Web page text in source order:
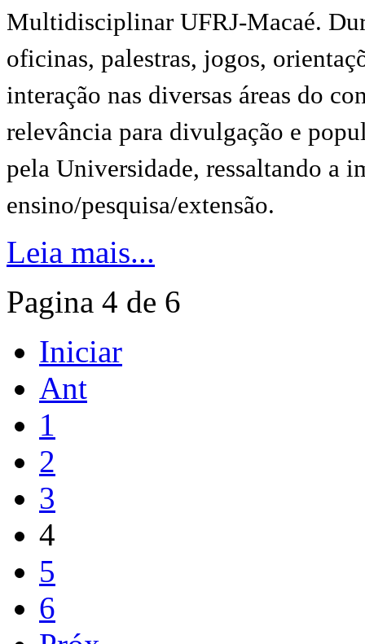
Multidisciplinar UFRJ-Macaé.
oficinas, palestras, jogos,
interação nas diversas áreas do
relevância para divulgação e
pela Universidade, ressaltando a
ensino/pesquisa/extensão.
Leia mais...
Pagina 4 de 6
Iniciar
Ant
1
2
3
4
5
6